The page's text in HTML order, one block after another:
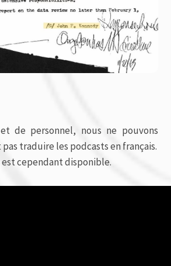
de personnel, nous ne pouvons
traduire les podcasts en français.
est cependant disponible.